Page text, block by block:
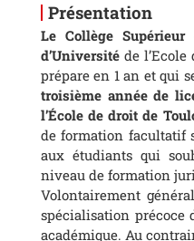
Présentation
Le Collège
d’Université de
prépare en 1 an et qui
troisième année de
l’École de droit de
de formation facultatif
aux étudiants qui
niveau de formation
Volontairement
spécialisation précoce
académique. Au